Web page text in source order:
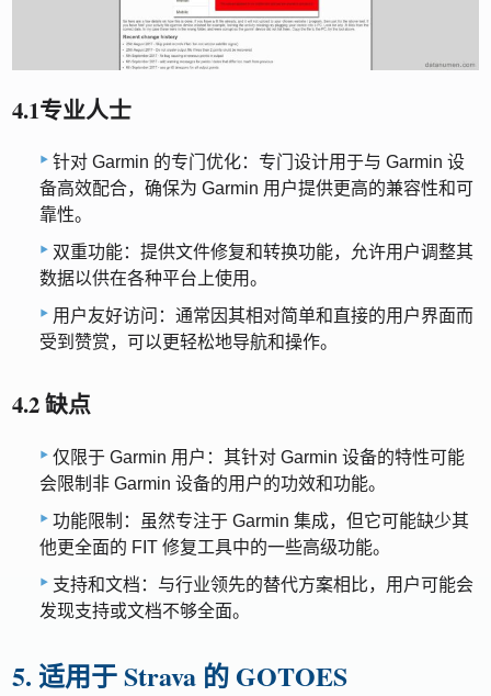
4.1专业人士
针对 Garmin 的专门优化：专门设计用于与 Garmin 设
备高效配合，确保为 Garmin 用户提供更高的兼容性和可
靠性。
双重功能：提供文件修复和转换功能，允许用户调整其
数据以供在各种平台上使用。
用户友好访问：通常因其相对简单和直接的用户界面而
受到赞赏，可以更轻松地导航和操作。
4.2 缺点
仅限于 Garmin 用户：其针对 Garmin 设备的特性可能
会限制非 Garmin 设备的用户的功效和功能。
功能限制：虽然专注于 Garmin 集成，但它可能缺少其
他更全面的 FIT 修复工具中的一些高级功能。
支持和文档：与行业领先的替代方案相比，用户可能会
发现支持或文档不够全面。
5. 适用于 Strava 的 GOTOES